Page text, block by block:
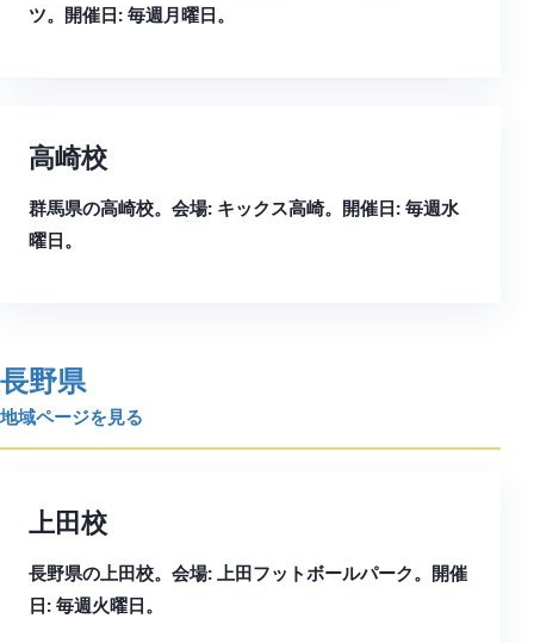
ツ。開催日: 毎週月曜日。
高崎校
群馬県の高崎校。会場: キックス高崎。開催日: 毎週水
曜日。
長野県
地域ページを見る
上田校
長野県の上田校。会場: 上田フットボールパーク。開催
日: 毎週火曜日。